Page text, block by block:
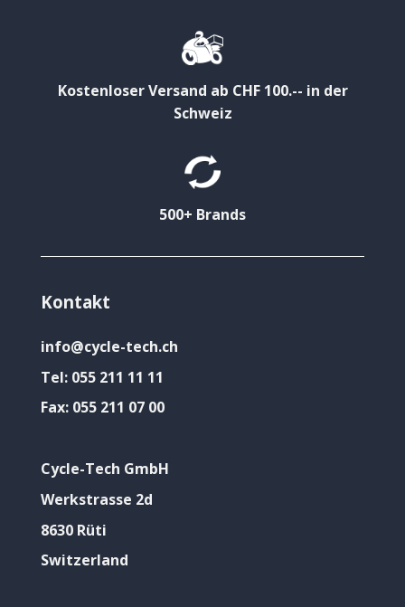
Kostenloser Versand ab CHF 100.-- in der
Schweiz
500+ Brands
Kontakt
info@cycle-tech.ch
Tel: 055 211 11 11
Fax: 055 211 07 00
Cycle-Tech GmbH
Werkstrasse 2d
8630 Rüti
Switzerland